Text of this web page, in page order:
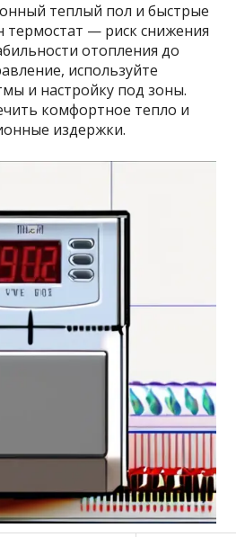
теплый пол и быстрые
термостат — риск снижения
отопления до
используйте
и настройку под зоны.
комфортное тепло и
издержки.